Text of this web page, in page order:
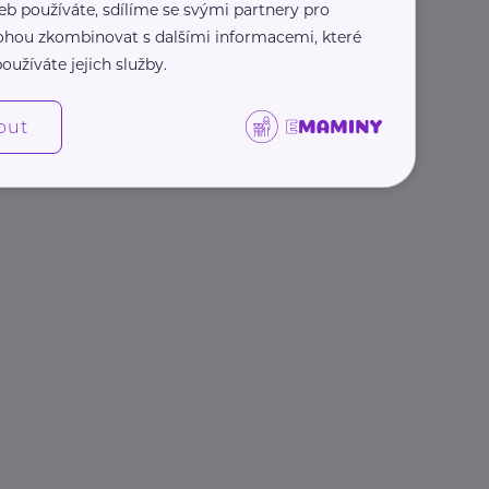
používáte, sdílíme se svými partnery pro
zkombinovat s dalšími informacemi, které
jejich služby.